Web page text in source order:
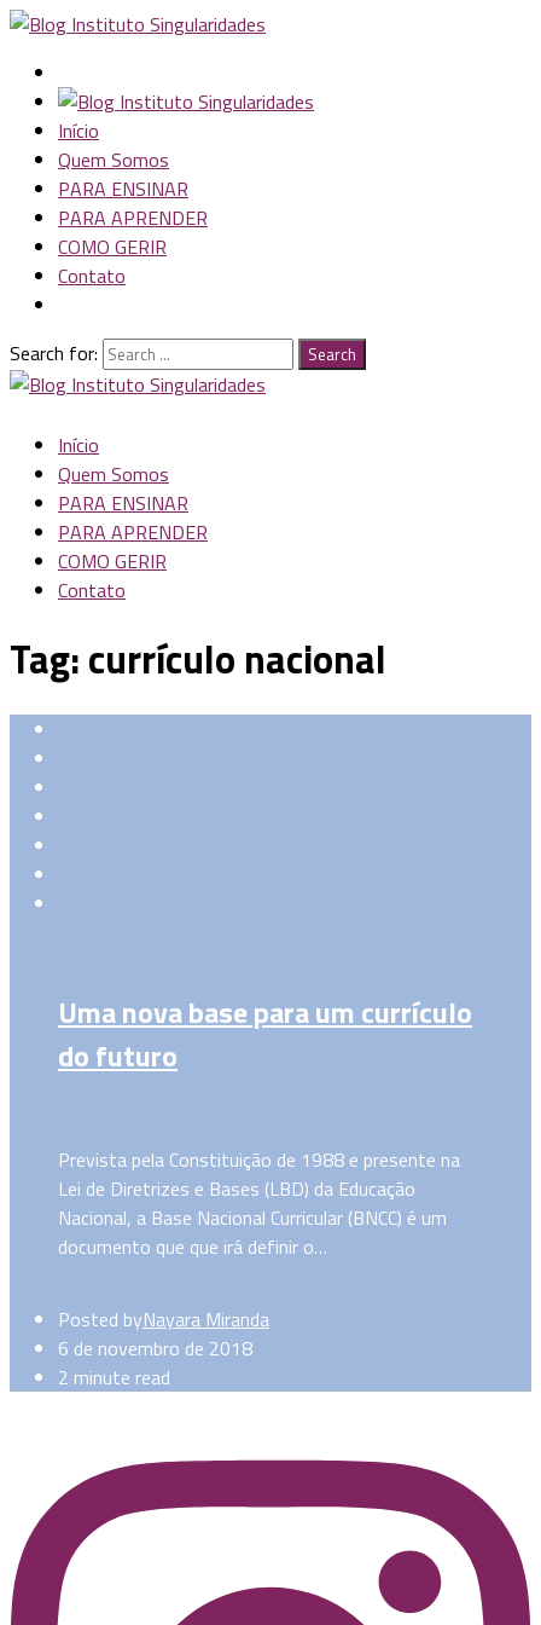
Início
Quem Somos
PARA ENSINAR
PARA APRENDER
COMO GERIR
Contato
Search for: Search
Início
Quem Somos
PARA ENSINAR
PARA APRENDER
COMO GERIR
Contato
Tag:currículo nacional
Uma nova base para um currículo
do futuro
Prevista pela Constituição de 1988 e presente na
Lei de Diretrizes e Bases (LBD) da Educação
Nacional, a Base Nacional Curricular (BNCC) é um
documento que que irá definir o…
Posted byNayara Miranda
6 de novembro de 2018
2 minute read